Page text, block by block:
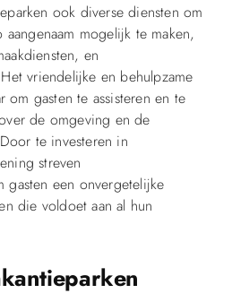
ook diverse diensten om
mogelijk te maken,
en
vriendelijke en behulpzame
om gasten te assisteren en te
de omgeving en de
te investeren in
streven
gasten een onvergetelijke
die voldoet aan al hun